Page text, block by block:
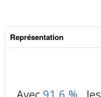
Représentation